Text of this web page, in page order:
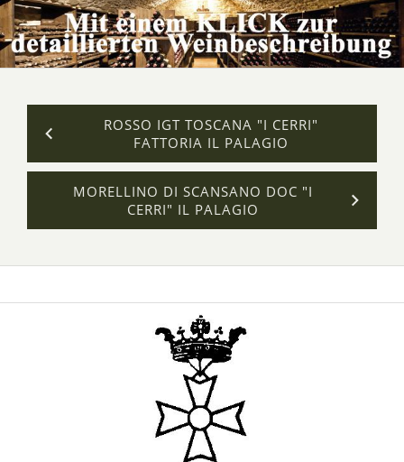
ROSSO IGT TOSCANA "I CERRI"
FATTORIA IL PALAGIO
MORELLINO DI SCANSANO DOC "I
CERRI" IL PALAGIO